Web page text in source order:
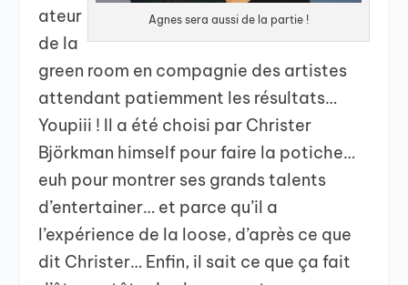
Agnes sera aussi de la partie !
ateur
de la
green room en compagnie des artistes
attendant patiemment les résultats…
Youpiii ! Il a été choisi par Christer
Björkman himself pour faire la potiche…
euh pour montrer ses grands talents
d’entertainer… et parce qu’il a
l’expérience de la loose, d’après ce que
dit Christer… Enfin, il sait ce que ça fait